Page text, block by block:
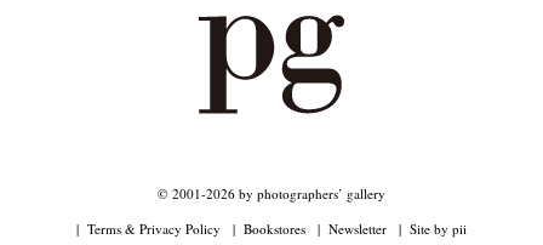
© 2001-2026 by photographers’ gallery
Terms & Privacy Policy
Bookstores Newsletter Site by pii